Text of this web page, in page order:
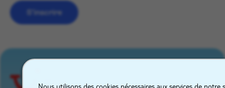
Nous utilisons des cookies nécessaires aux services de
S'inscrire